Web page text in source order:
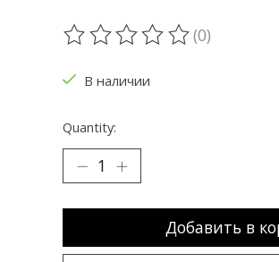
The rating of this product is
(0)
В наличии
Quantity:
Добавить в